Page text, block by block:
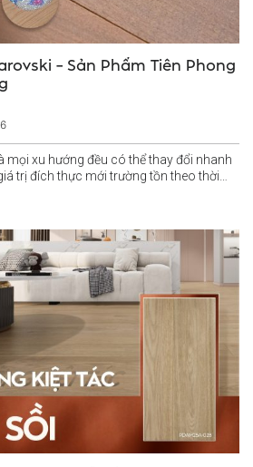
– Sản Phẩm Tiên Phong
mọi xu hướng đều có thể thay đổi nhanh
trị đích thực mới trường tồn theo thời